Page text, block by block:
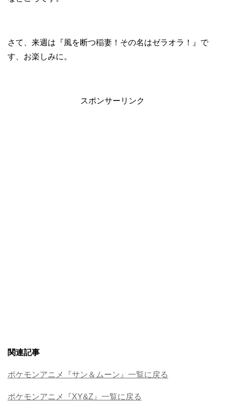
さて、来週は『風を断つ稲妻！その名はゼラオラ！』で
す、お楽しみに。
スポンサーリンク
関連記事
ポケモンアニメ『サン＆ムーン』一覧に戻る
ポケモンアニメ『XY&Z』一覧に戻る